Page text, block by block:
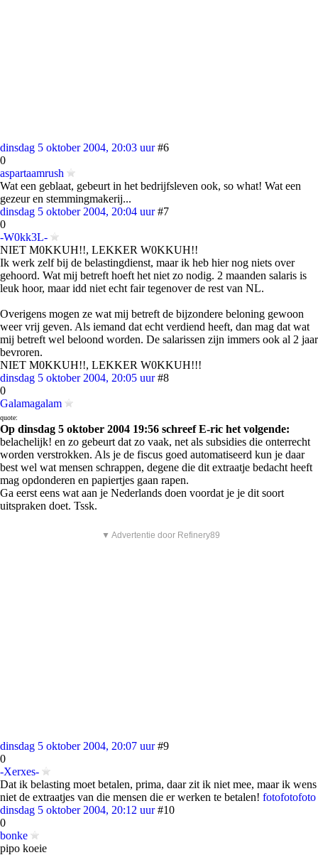
dinsdag 5 oktober 2004, 20:03 uur #6
0
aspartaamrush
Wat een geblaat, gebeurt in het bedrijfsleven ook, so what! Wat een
gezeur en stemmingmakerij...
dinsdag 5 oktober 2004, 20:04 uur #7
0
-W0kk3L-
NIET M0KKUH!!, LEKKER W0KKUH!!
Ik werk zelf bij de belastingdienst, maar ik heb hier nog niets over
gehoord. Wat mij betreft hoeft het niet zo nodig. 2 maanden salaris is
leuk hoor, maar idd niet echt fair tegenover de rest van NL.
Overigens mogen ze wat mij betreft de bijzondere beloning gewoon
weer vrij geven. Als iemand dat echt verdiend heeft, dan mag dat wat
mij betreft wel beloond worden. De salarissen zijn immers ook al 2 jaar
bevroren.
NIET M0KKUH!!, LEKKER W0KKUH!!!
dinsdag 5 oktober 2004, 20:05 uur #8
0
Galamagalam
quote:
Op dinsdag 5 oktober 2004 19:56 schreef E-ric het volgende:
belachelijk! en zo gebeurt dat zo vaak, net als subsidies die onterrecht
worden verstrokken. Als je de fiscus goed automatiseerd kun je daar
best wel wat mensen schrappen, degene die dit extraatje bedacht heeft
mag opdonderen en papiertjes gaan rapen.
Ga eerst eens wat aan je Nederlands doen voordat je je dit soort
uitspraken doet. Tssk.
▼ Advertentie door Refinery89
dinsdag 5 oktober 2004, 20:07 uur #9
0
-Xerxes-
Dat ik belasting moet betalen, prima, daar zit ik niet mee, maar ik wens
niet de extraatjes van die mensen die er werken te betalen! fotofotofoto
dinsdag 5 oktober 2004, 20:12 uur #10
0
bonke
pipo koeie